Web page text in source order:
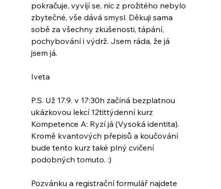
pokračuje, vyvíjí se, nic z prožitého nebylo
zbytečné, vše dává smysl. Děkuji sama
sobě za všechny zkušenosti, tápání,
pochybování i výdrž. Jsem ráda, že já
jsem já.
Iveta
P.S. Už 17.9. v 17:30h začíná bezplatnou
ukázkovou lekcí 12tittýdenní kurz
Kompetence A: Ryzí já (Vysoká identita).
Kromě kvantových přepisů a koučování
bude tento kurz také plný cvičení
podobných tomuto. :)
Pozvánku a registrační formulář najdete